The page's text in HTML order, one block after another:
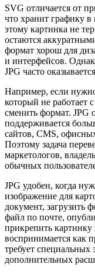
SVG отличается от
что хранит графику в
этому картинка не
остаются
формат хорош для
и интерфейсов.
JPG часто
Например, если
который не работает
сменить формат. JPG
поддерживается
сайтов, CMS,
Поэтому задача
маркетологов,
обычных
JPG удобен, когда
изображение для
документ, загрузить
файл по почте,
прикрепить
воспринимается как
требует специальных
дополнительных